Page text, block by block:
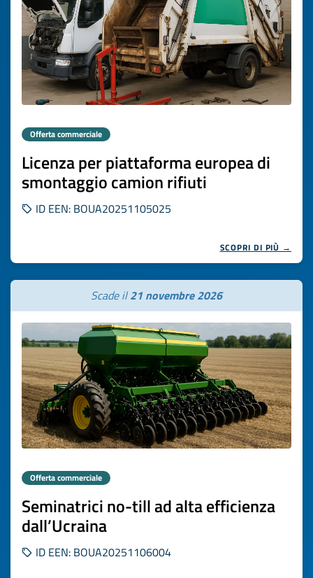
Offerta commerciale
Licenza per piattaforma europea di
smontaggio camion rifiuti
ID EEN: BOUA20251105025
SCOPRI DI PIÙ →
Scade il21 novembre 2026
Offerta commerciale
Seminatrici no-till ad alta efficienza
dall’Ucraina
ID EEN: BOUA20251106004